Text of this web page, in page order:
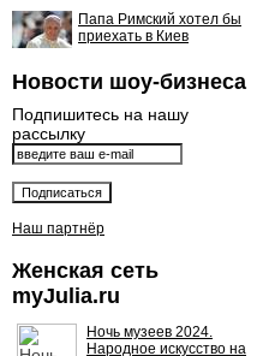
Папа Римский хотел бы
приехать в Киев
Новости шоу-бизнеса
Подпишитесь на нашу
рассылку
Наш партнёр
Женская сеть
myJulia.ru
Ночь музеев 2024.
Народное искусство на